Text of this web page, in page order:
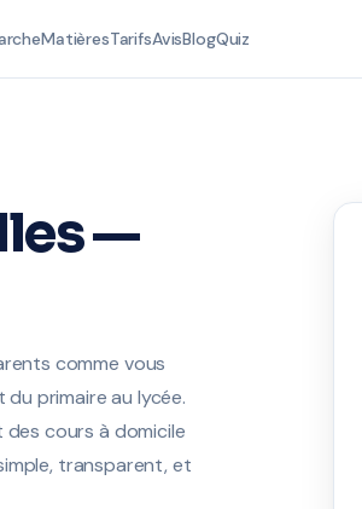
MatièresTarifsAvisBlogQuiz
—
comme vous
primaire au lycée.
cours à domicile
transparent, et